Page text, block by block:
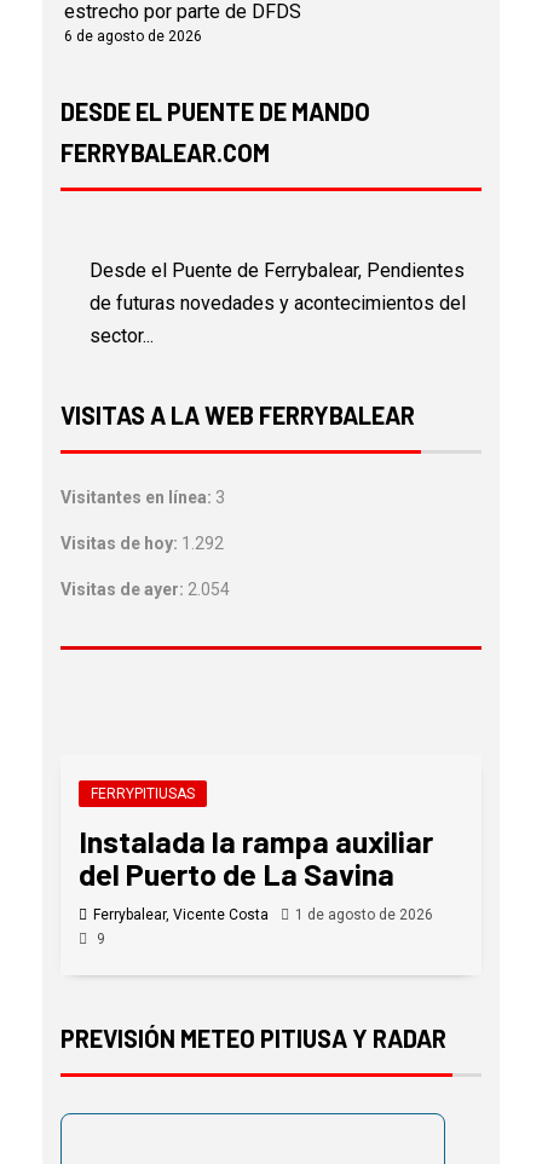
estrecho por parte de DFDS
6 de agosto de 2026
DESDE EL PUENTE DE MANDO
FERRYBALEAR.COM
Desde el Puente de Ferrybalear, Pendientes
de futuras novedades y acontecimientos del
sector...
VISITAS A LA WEB FERRYBALEAR
Visitantes en línea: 3
Visitas de hoy: 1.292
Visitas de ayer: 2.054
FERRYPITIUSAS
Instalada la rampa auxiliar
del Puerto de La Savina
Ferrybalear, Vicente Costa
1 de agosto de 2026
9
PREVISIÓN METEO PITIUSA Y RADAR